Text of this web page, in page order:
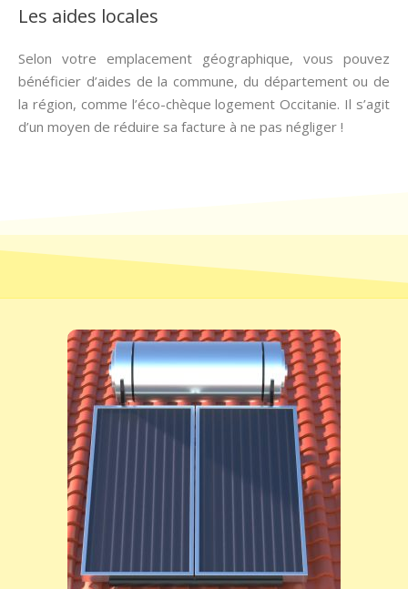
Les aides locales
Selon votre emplacement géographique, vous pouvez
bénéficier d’aides de la commune, du département ou de
la région, comme l’éco-chèque logement Occitanie. Il s’agit
d’un moyen de réduire sa facture à ne pas négliger !